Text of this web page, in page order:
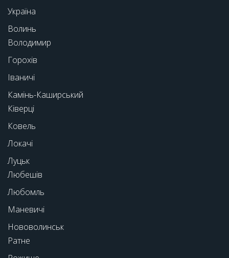
Україна
Волинь
Володимир
Горохів
Іваничі
Камінь-Каширський
Ківерці
Ковель
Локачі
Луцьк
Любешів
Любомль
Маневичі
Нововолинськ
Ратне